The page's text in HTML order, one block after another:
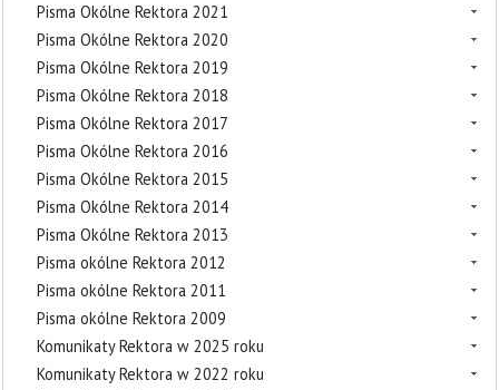
Pisma Okólne Rektora 2021
Pisma Okólne Rektora 2020
Pisma Okólne Rektora 2019
Pisma Okólne Rektora 2018
Pisma Okólne Rektora 2017
Pisma Okólne Rektora 2016
Pisma Okólne Rektora 2015
Pisma Okólne Rektora 2014
Pisma Okólne Rektora 2013
Pisma okólne Rektora 2012
Pisma okólne Rektora 2011
Pisma okólne Rektora 2009
Komunikaty Rektora w 2025 roku
Komunikaty Rektora w 2022 roku